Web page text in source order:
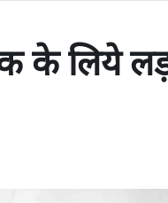
के लिये